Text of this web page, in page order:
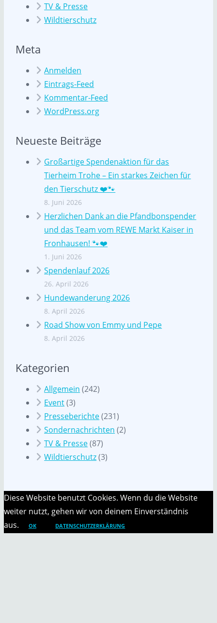
TV & Presse
Wildtierschutz
Meta
Anmelden
Eintrags-Feed
Kommentar-Feed
WordPress.org
Neueste Beiträge
Großartige Spendenaktion für das
Tierheim Trohe – Ein starkes Zeichen für
den Tierschutz ❤️🐾
8. Juni 2026
Herzlichen Dank an die Pfandbonspender
und das Team vom REWE Markt Kaiser in
Fronhausen! 🐾❤️
1. Juni 2026
Spendenlauf 2026
26. April 2026
Hundewanderung 2026
8. April 2026
Road Show von Emmy und Pepe
8. April 2026
Kategorien
Allgemein (242)
Event(3)
Presseberichte(231)
Sondernachrichten (2)
TV & Presse(87)
Wildtierschutz(3)
Diese Website benutzt Cookies. Wenn du die Website
weiter nutzt, gehen wir von deinem Einverständnis
aus.
OK DATENSCHUTZERKLÄRUNG